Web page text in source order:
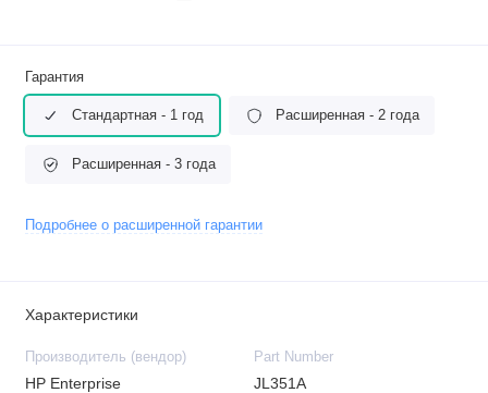
Гарантия
Стандартная - 1 год Расширенная - 2 года
Расширенная - 3 года
Подробнее о расширенной гарантии
Характеристики
Производитель (вендор)
HP Enterprise
Part Number
JL351A